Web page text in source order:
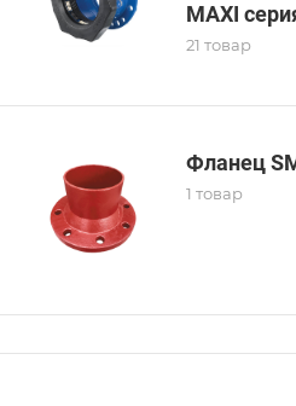
MAXI
21 товар
Фланец
1 товар